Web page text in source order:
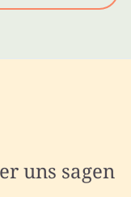
uns sagen